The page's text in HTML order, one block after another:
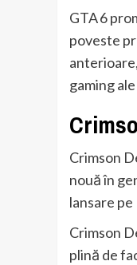
GTA 6
poveste
gaming
Crimson
nouă în
lansare pe
Crimson
plină de